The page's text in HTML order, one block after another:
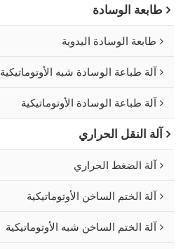
طابعة الوسادة
طابعة الوسادة اليدوية
آلة طباعة الوسادة شبه الأوتوماتيكية
آلة طباعة الوسادة الأوتوماتيكية
آلة النقل الحراري
آلة الضغط الحراري
آلة الختم الساخن الأوتوماتيكية
آلة الختم الساخن شبه الأوتوماتيكية